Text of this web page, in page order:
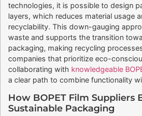
technologies, it is possible to design
layers, which reduces material usage
recyclability. This down-gauging
waste and supports the transition
packaging, making recycling
companies that prioritize eco-
collaborating with knowledgeable
a clear path to combine functionality
How BOPET Film Suppliers
Sustainable Packaging